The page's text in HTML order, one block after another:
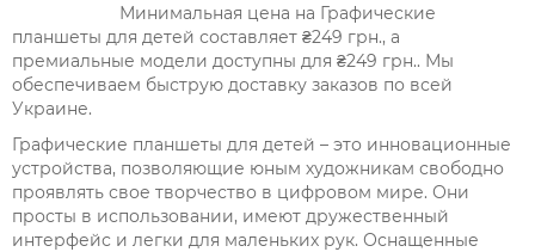
Минимальная цена на Графические
планшеты для детей составляет ₴249 грн., а
премиальные модели доступны для ₴249 грн.. Мы
обеспечиваем быструю доставку заказов по всей
Украине.
Графические планшеты для детей – это инновационные
устройства, позволяющие юным художникам свободно
проявлять свое творчество в цифровом мире. Они
просты в использовании, имеют дружественный
интерфейс и легки для маленьких рук. Оснащенные